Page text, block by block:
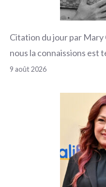
Citation du jour par Mary
nous la connaissions est
9 août 2026